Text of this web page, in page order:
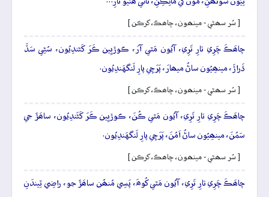
[ سُر سھڻي - مينھون، چاھڪ، کرڪن ]
چاھَڪَ چَرِي تارِ تَرِي، آيُون مَٿي آرَ، ڪوڙيِين ڪَرَ کَڻندِيُون، سُڻِي سَڏَ
ڌَراڙَ، مينھِيُون ساڻُ ميھارَ، پَرَچِي پارِ لَنگهَندِيُون.
[ سُر سھڻي - مينھون، چاھڪ، کرڪن ]
چاھَڪَ چَرِي تارِ تَرِي، آيُون مَٿي ڪُنَ، ڪوڙيِين ڪَرَ کَڻَندِيُون، ساھَڙَ جي
سَمُنَ، مينھِيُون ساڻُ اَمُنَ، پَرَچِي پارِ لَنگهَندِيُون.
[ سُر سھڻي - مينھون، چاھڪ، کرڪن ]
چاھَڪَ چَرِي تارِ تَرِي، آيُون مَٿي کُوھَ، پَسِي مُنھُن ساھَڙَ جو، راضِي ٿِيندَنِ